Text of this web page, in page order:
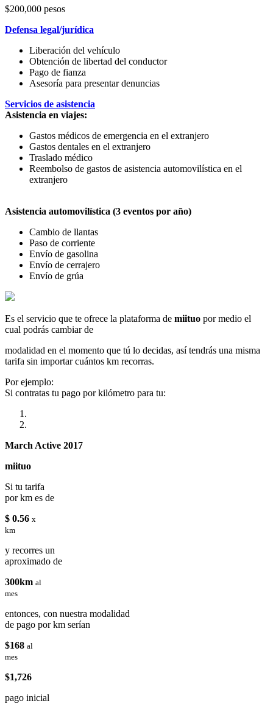
$200,000 pesos
Defensa legal/jurídica
Liberación del vehículo
Obtención de libertad del conductor
Pago de fianza
Asesoría para presentar denuncias
Servicios de asistencia
Asistencia en viajes:
Gastos médicos de emergencia en el extranjero
Gastos dentales en el extranjero
Traslado médico
Reembolso de gastos de asistencia automovilística en el
extranjero
Asistencia automovilística (3 eventos por año)
Cambio de llantas
Paso de corriente
Envío de gasolina
Envío de cerrajero
Envío de grúa
Es el servicio que te ofrece la plataforma de miituo por medio el
cual podrás cambiar de
modalidad en el momento que tú lo decidas, así tendrás una misma
tarifa sin importar cuántos km recorras.
Por ejemplo:
Si contratas tu pago por kilómetro para tu:
March Active 2017
miituo
Si tu tarifa
por km es de
$ 0.56 x
km
y recorres un
aproximado de
300km al
mes
entonces, con nuestra modalidad
de pago por km serían
$168 al
mes
$1,726
pago inicial